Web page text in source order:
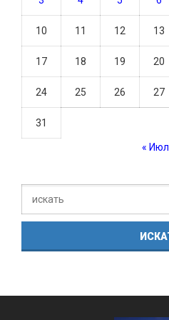
10 11 12 13
17 18 19 20
24 25 26 27
31
« Июл